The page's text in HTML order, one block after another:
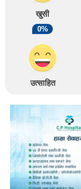
खुसी
0%
उत्साहित